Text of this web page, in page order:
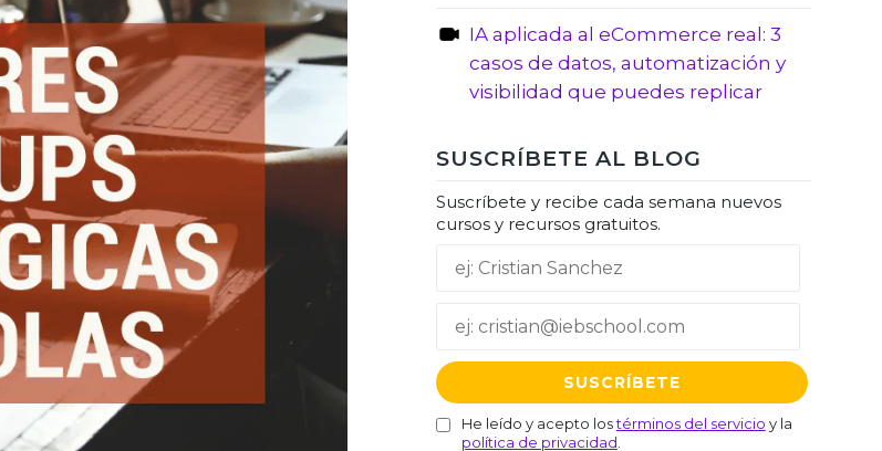
IA aplicada al eCommerce real: 3
casos de datos, automatización y
visibilidad que puedes replicar
SUSCRÍBETE AL BLOG
Suscríbete y recibe cada semana nuevos
cursos y recursos gratuitos.
He leído y acepto lostérminos del servicio y la
política de privacidad